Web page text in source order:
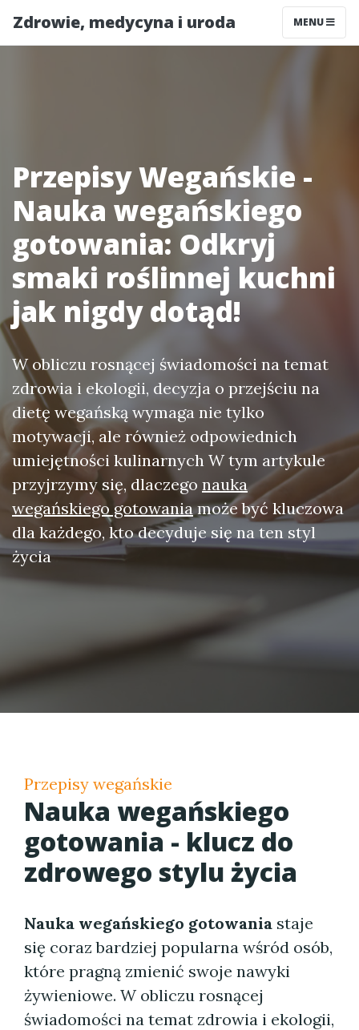
Zdrowie, medycyna i uroda MENU
Przepisy Wegańskie -
Nauka wegańskiego
gotowania: Odkryj
smaki roślinnej kuchni
jak nigdy dotąd!
W obliczu rosnącej świadomości na temat
zdrowia i ekologii, decyzja o przejściu na
dietę wegańską wymaga nie tylko
motywacji, ale również odpowiednich
umiejętności kulinarnych W tym artykule
przyjrzymy się, dlaczego nauka
wegańskiego gotowaniamoże być kluczowa
dla każdego, kto decyduje się na ten styl
życia
Przepisy wegańskie
Nauka wegańskiego
gotowania - klucz do
zdrowego stylu życia
Nauka wegańskiego gotowania staje
się coraz bardziej popularna wśród osób,
które pragną zmienić swoje nawyki
żywieniowe. W obliczu rosnącej
świadomości na temat zdrowia i ekologii,